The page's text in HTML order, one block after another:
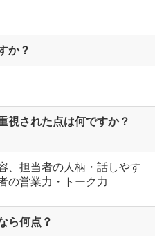
か？
視された点は何ですか？
、担当者の人柄・話しやす
の営業力・トーク力
ら何点？